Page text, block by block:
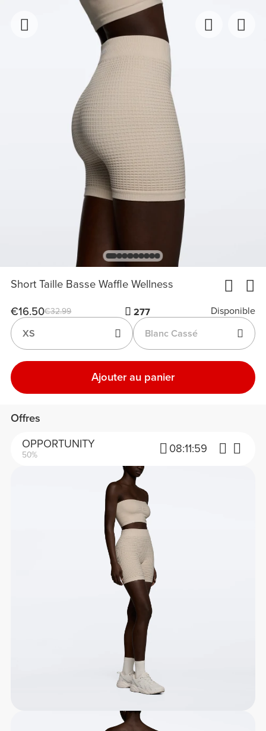
Short Taille Basse Waffle Wellness
€16.50€32.99 277
Disponible
Blanc Cassé
XS
Ajouter au panier
Offres
OPPORTUNITY
50% 08:11:59